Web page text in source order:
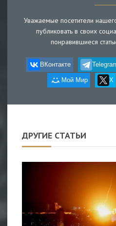
Уважаемые посетители
публиковать в своих
понравившиеся
ВКонтакте
Мой Мир X
ДРУГИЕ СТАТЬИ